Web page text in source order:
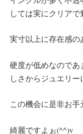
しては実にクリア
実寸以上に存在感の
硬度が低めなので
しさからジュエリー
この機会に是非お
綺麗ですよぉ(^^)v